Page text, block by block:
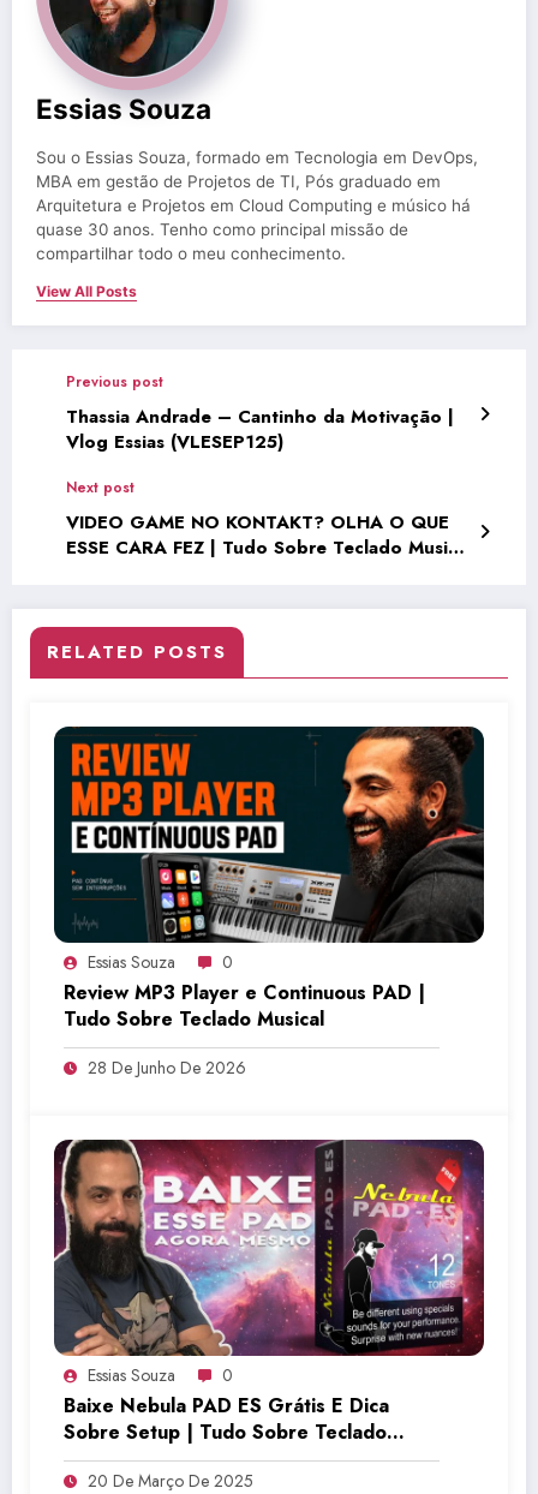
Essias Souza
Sou o Essias Souza, formado em Tecnologia em DevOps,
MBA em gestão de Projetos de TI, Pós graduado em
Arquitetura e Projetos em Cloud Computing e músico há
quase 30 anos. Tenho como principal missão de
compartilhar todo o meu conhecimento.
View All Posts
Previous post
Thassia Andrade – Cantinho da Motivação |
Vlog Essias (VLESEP125)
Next post
VIDEO GAME NO KONTAKT? OLHA O QUE
ESSE CARA FEZ | Tudo Sobre Teclado Musical
RELATED POSTS
Essias Souza 0
Review MP3 Player e Continuous PAD |
Tudo Sobre Teclado Musical
28 De Junho De 2026
Essias Souza 0
Baixe Nebula PAD ES Grátis E Dica
Sobre Setup | Tudo Sobre Teclado
Musical
20 De Março De 2025